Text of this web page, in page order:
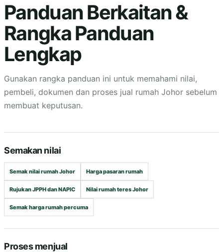
Panduan Berkaitan &
Rangka Panduan
Lengkap
Gunakan rangka panduan ini untuk memahami nilai,
pembeli, dokumen dan proses jual rumah Johor sebelum
membuat keputusan.
Semakan nilai
Semak nilai rumah Johor Harga pasaran rumah
Rujukan JPPH dan NAPIC Nilai rumah teres Johor
Semak harga rumah percuma
Proses menjual